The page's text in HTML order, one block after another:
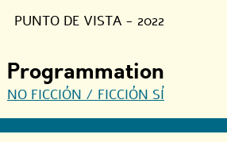
PUNTO DE VISTA - 2022
Programmation
NO FICCIÓN / FICCIÓN SÍ